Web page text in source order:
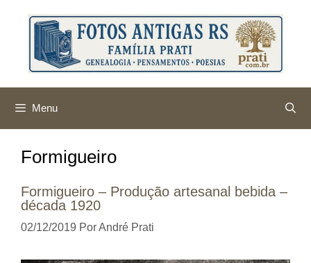
conteúdo
Menu
Formigueiro
Formigueiro – Produção artesanal bebida –
década 1920
02/12/2019 PorAndré Prati